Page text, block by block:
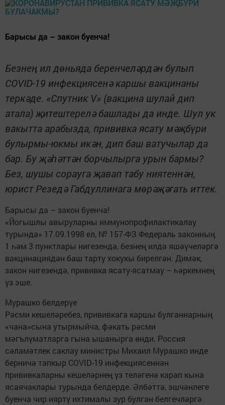
Барысы да – закон буенча!
Безнең ил дөньяда беренчеләрдән булып
COVID-19 инфекциясенә каршы вакцинаны
теркәде. «Спутник V» (вакцина шулай дип
атала) җитештерелә башлады да инде. Шул ук
вакытта арабызда, прививка ясату мәҗбүри
булырмы-юкмы икән, дип баш ватучылар да
бар. Бу җәһәттән борчылырга урын бармы?
Без, шушы сорауга җавап табу ниятеннән,
юрист Резедә Габдуллинага мөрәҗәгать иттек.
Барысы да – закон буенча!
«Йогышлы авыруларны иммунопрофилактикалау
турында» 17.09.1998 ел, № 157-ФЗ Федераль законның
1 һәм 3 пунктлары нигезендә, безнең илдә яшәүчеләргә
вакцинациядән баш тарту хокукы бирелгән. Димәк,
закон нигезендә, прививка ясату-ясатмау – һәркемнең
үз эше.
Мурашко белдерүе
Рәсми кешеләребез, прививкага каршы булганнарның
«чана»сына утырмыйча, фәкать рәсми
мәгълүматларга гына ышанырга өнди. Россия
сәламәтлек саклау министры Михаил Мурашко инде
берничә тапкыр COVID-19 инфекциясеннән
прививкаларны кешеләрнең үз теләгенә карап кына
ясаячаклары турында белдерде. Әлбәттә, эшчәнлеге
буенча чир ияртү ихтималы зур булган белгечләргә